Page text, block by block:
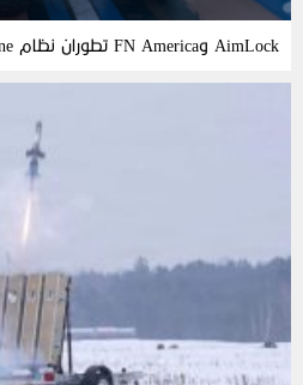
AimLock وFN America تطوران نظام Dune لمكافحة المسيّرات